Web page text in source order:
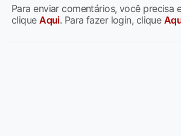
Para enviar comentários, você precisa
cliqueAqui. Para fazer login, clique